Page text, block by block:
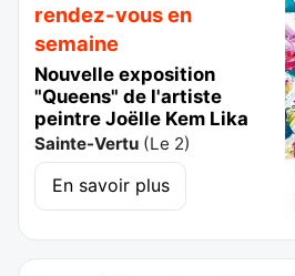
rendez-vous en
semaine
Nouvelle exposition
"Queens" de l'artiste
peintre Joëlle Kem Lika
Sainte-Vertu (Le 2)
En savoir plus